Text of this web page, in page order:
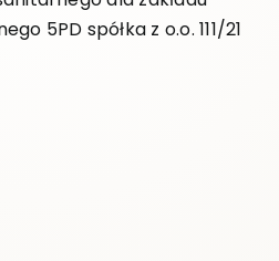
5PD spółka z o.o. 111/21